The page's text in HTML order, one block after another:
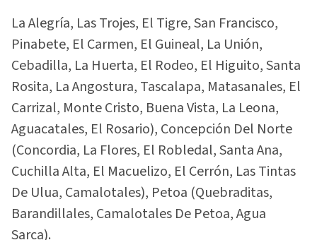
La Alegría, Las Trojes, El Tigre, San Francisco,
Pinabete, El Carmen, El Guineal, La Unión,
Cebadilla, La Huerta, El Rodeo, El Higuito, Santa
Rosita, La Angostura, Tascalapa, Matasanales, El
Carrizal, Monte Cristo, Buena Vista, La Leona,
Aguacatales, El Rosario), Concepción Del Norte
(Concordia, La Flores, El Robledal, Santa Ana,
Cuchilla Alta, El Macuelizo, El Cerrón, Las Tintas
De Ulua, Camalotales), Petoa (Quebraditas,
Barandillales, Camalotales De Petoa, Agua
Sarca).